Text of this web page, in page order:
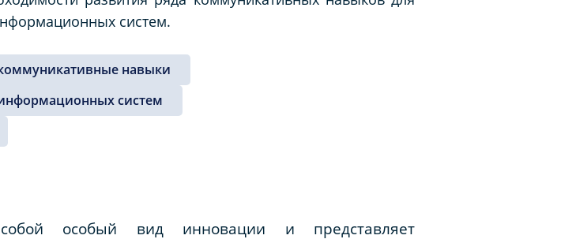
систем.
навыки
систем
особый вид инновации и представляет